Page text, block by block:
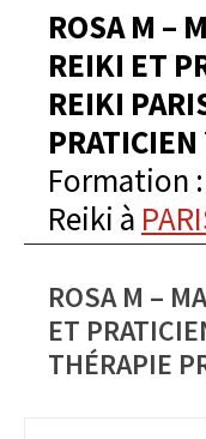
ROSA M –
REIKI ET
REIKI
PRATICIEN
Formation
Reiki à
ROSA M –
ET
THÉRAPIE